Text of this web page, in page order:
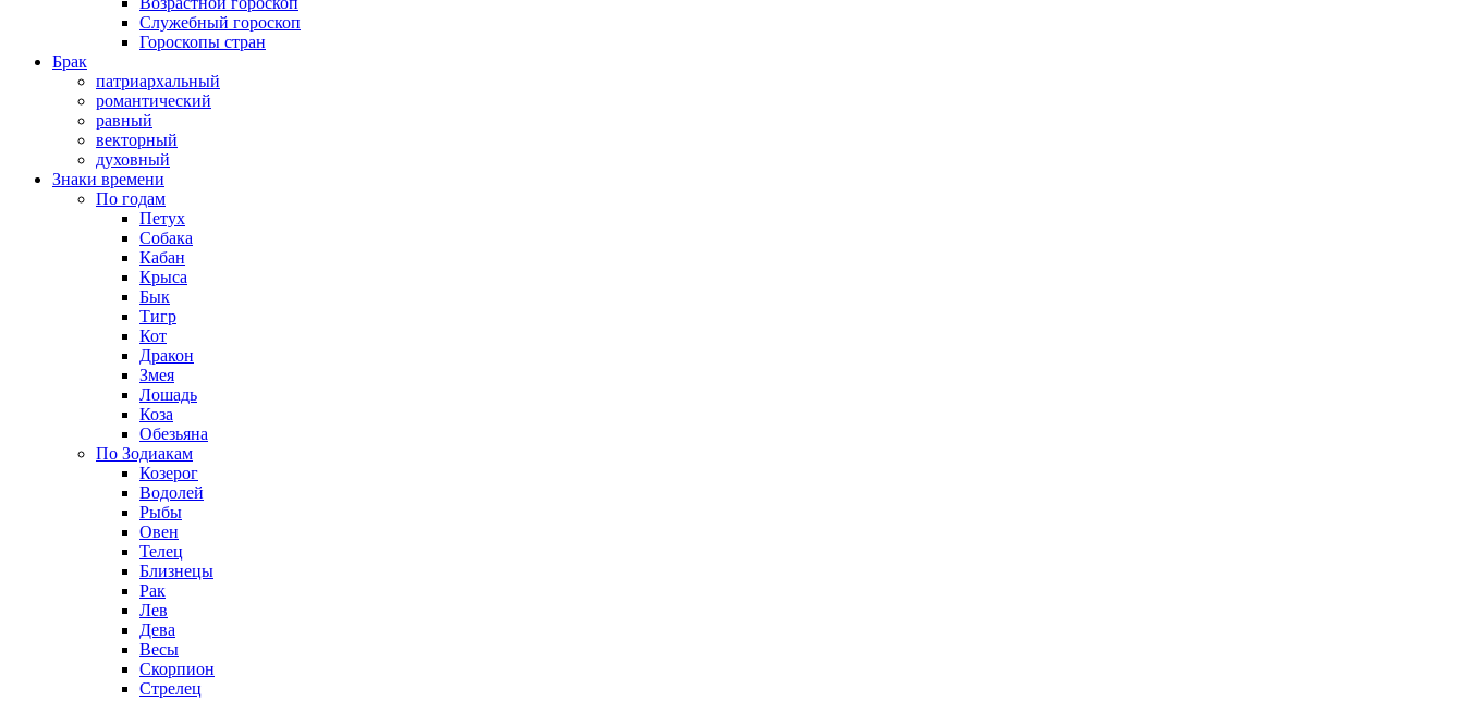
Служебный гороскоп
Гороскопы стран
Брак
патриархальный
романтический
равный
векторный
духовный
Знаки времени
По годам
Петух
Собака
Кабан
Крыса
Бык
Тигр
Кот
Дракон
Змея
Лошадь
Коза
Обезьяна
По Зодиакам
Козерог
Водолей
Рыбы
Овен
Телец
Близнецы
Рак
Лев
Дева
Весы
Скорпион
Стрелец